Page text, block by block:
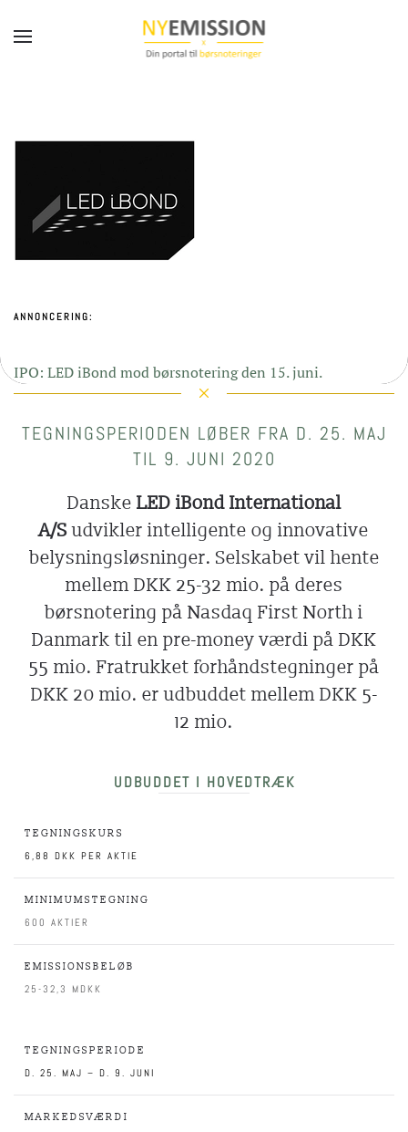
Gå til hovedindhold
ANNONCERING:
IPO: LED iBond mod børsnotering den 15. juni.
TEGNINGSPERIODEN LØBER FRA D. 25. MAJ
TIL 9. JUNI 2020
Danske LED iBond International
A/Sudvikler intelligente og innovative
belysningsløsninger. Selskabet vil hente
mellem DKK 25-32 mio. på deres
børsnotering på Nasdaq First North i
Danmark til en pre-money værdi på DKK
55 mio. Fratrukket forhåndstegninger på
DKK 20 mio. er udbuddet mellem DKK 5-
12 mio.
UDBUDDET I HOVEDTRÆK
TEGNINGSKURS
6,88 DKK PER AKTIE
MINIMUMSTEGNING
600 AKTIER
EMISSIONSBELØB
25-32,3 MDKK
TEGNINGSPERIODE
D. 25. MAJ – D. 9. JUNI
MARKEDSVÆRDI